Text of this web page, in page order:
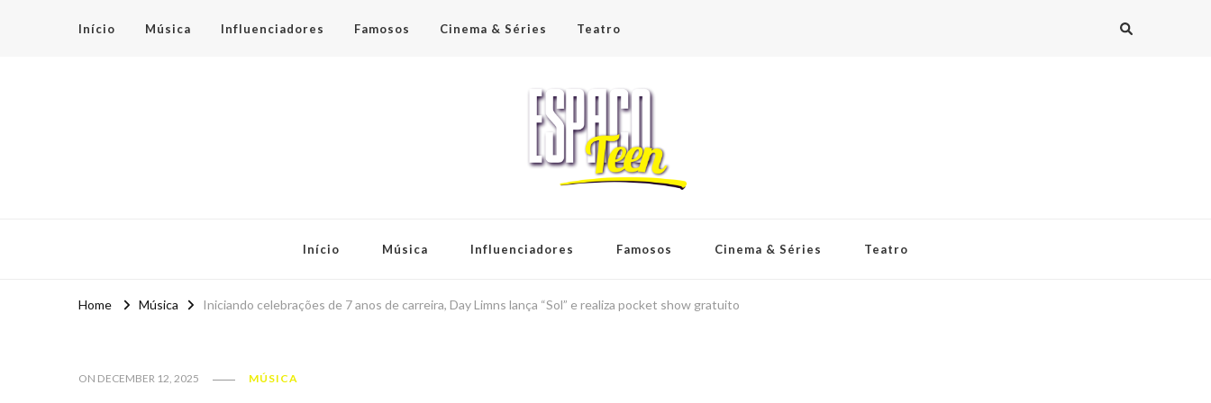
Início Música Influenciadores Famosos Cinema & Séries Teatro
Início Música Influenciadores Famosos Cinema & Séries Teatro
Home Música Iniciando celebrações de 7 anos de carreira, Day Limns lança “Sol” e realiza pocket show gratuito
ON DECEMBER 12, 2025 MÚSICA